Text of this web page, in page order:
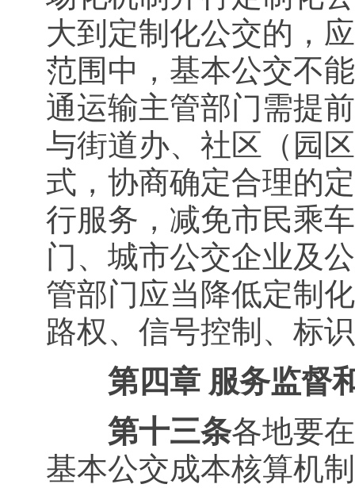
大到定制化公交的，
范围中，基本公交不
通运输主管部门需提
与街道办、社区（园
式，协商确定合理的
行服务，减免市民乘
门、城市公交企业及
管部门应当降低定制
路权、信号控制、标
第四章 服务监督
第十三条各地要
基本公交成本核算机